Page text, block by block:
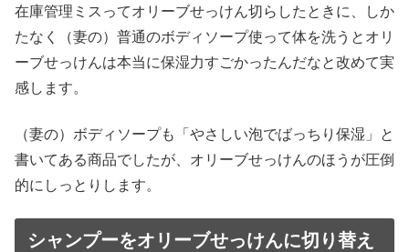
在庫管理ミスってオリーブせっけん切らしたときに、しか
たなく（妻の）普通のボディソープ使って体を洗うとオリ
ーブせっけんは本当に保湿力すごかったんだなと改めて実
感します。
（妻の）ボディソープも「やさしい泡でばっちり保湿」と
書いてある商品でしたが、オリーブせっけんのほうが圧倒
的にしっとりします。
シャンプーをオリーブせっけんに切り替え